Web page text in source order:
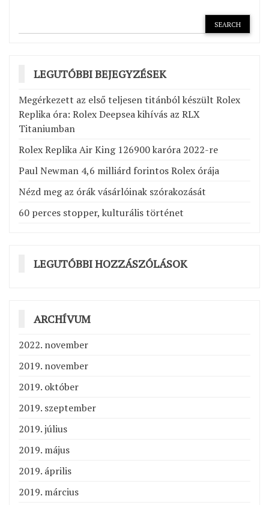
LEGUTÓBBI BEJEGYZÉSEK
Megérkezett az első teljesen titánból készült Rolex
Replika óra: Rolex Deepsea kihívás az RLX
Titaniumban
Rolex Replika Air King 126900 karóra 2022-re
Paul Newman 4,6 milliárd forintos Rolex órája
Nézd meg az órák vásárlóinak szórakozását
60 perces stopper, kulturális történet
LEGUTÓBBI HOZZÁSZÓLÁSOK
ARCHÍVUM
2022. november
2019. november
2019. október
2019. szeptember
2019. július
2019. május
2019. április
2019. március